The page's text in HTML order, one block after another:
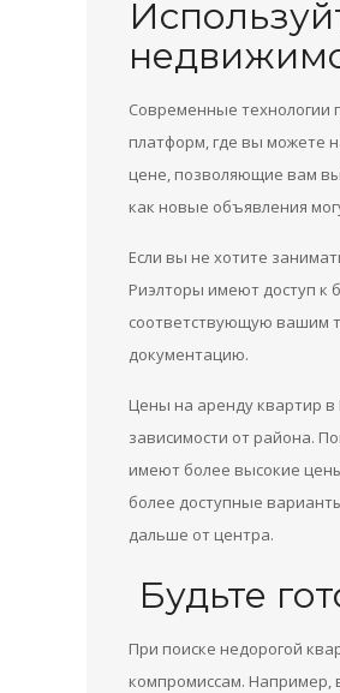
Современные технологии
платформ, где вы можете
цене, позволяющие вам
как новые объявления
Если вы не хотите
Риэлторы имеют доступ к
соответствующую вашим
документацию.
Цены на аренду квартир в
зависимости от района.
имеют более высокие
более доступные
дальше от центра.
Будьте
При поиске недорогой
компромиссам. Например,